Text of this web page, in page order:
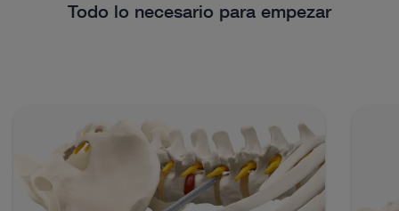
Todo lo necesario para empezar